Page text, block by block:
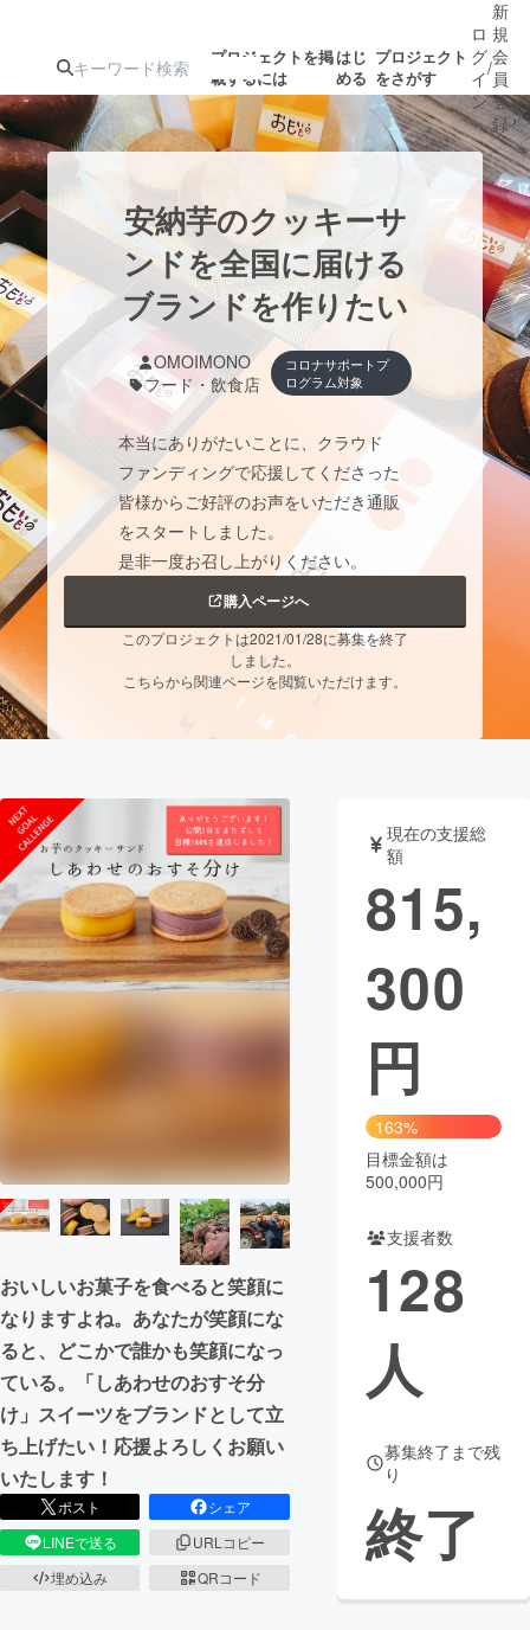
プロジェクトを掲
載するには
はじ
める
プロジェクト
をさがす
人気のプロ
ジェクト
注目のリ
ターン
注目の新着プロ
ジェクト
募集終了が近いプ
ロジェクト
もうすぐ公開
されます
アート・写真 音楽
テクノロジー・ガジェット ゲーム・
映像・映画 書籍・雑誌
ビジネス・起業
まちづくり・地域活性化
CAMPFIRE for Social GoodCAMPFIRE Creation
CAMPFIREふるさと納税machi-yaコミュニティ
ロ
グ
イ
ン
/
新
規
会
員
登
録
安納芋のクッキーサ
ンドを全国に届ける
ブランドを作りたい
OMOIMONO
フード・飲食店
コロナサポートプ
ログラム対象
本当にありがたいことに、クラウド
ファンディングで応援してくださった
皆様からご好評のお声をいただき通販
をスタートしました。
是非一度お召し上がりください。
購入ページへ
このプロジェクトは2021/01/28に募集を終了
しました。
こちらから関連ページを閲覧いただけます。
おいしいお菓子を食べると笑顔に
なりますよね。あなたが笑顔にな
ると、どこかで誰かも笑顔になっ
ている。「しあわせのおすそ分
け」スイーツをブランドとして立
ち上げたい！応援よろしくお願い
いたします！
ポスト
シェア
LINEで送る
URLコピー
埋め込み
QRコード
現在の支援総
額
815,
300
円
163%
目標金額は
500,000円
支援者数
128
人
募集終了まで残
り
終了